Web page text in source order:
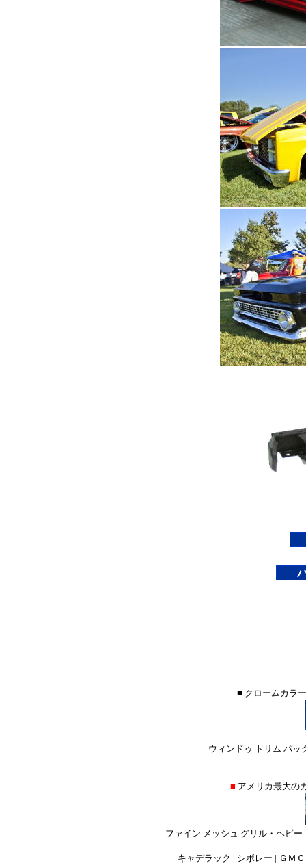
■ クロームカラ
ウィンドゥ トリム パッ
■ アメリカ最大の
ファイン メッシュ グリル・ヘビ
キャデラック | シボレー | ＧＭ